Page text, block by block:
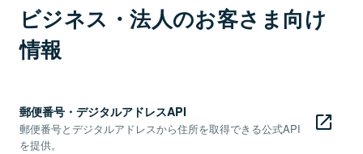
ビジネス・法人のお客さま向け
情報
郵便番号・デジタルアドレスAPI
郵便番号とデジタルアドレスから住所を取得できる公式API
を提供。